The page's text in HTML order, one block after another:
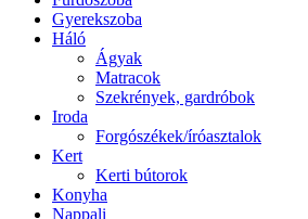
Gyerekszoba
Háló
Ágyak
Matracok
Szekrények, gardróbok
Iroda
Forgószékek/íróasztalok
Kert
Kerti bútorok
Konyha
Nappali